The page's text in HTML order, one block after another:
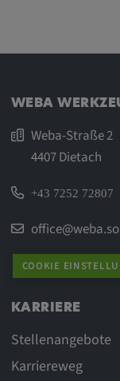
WEBA
Weba-Straße 2
4407 Dietach
+43 7252 72807
COOKIE
KARRIERE
Stellenangebote
Karriereweg